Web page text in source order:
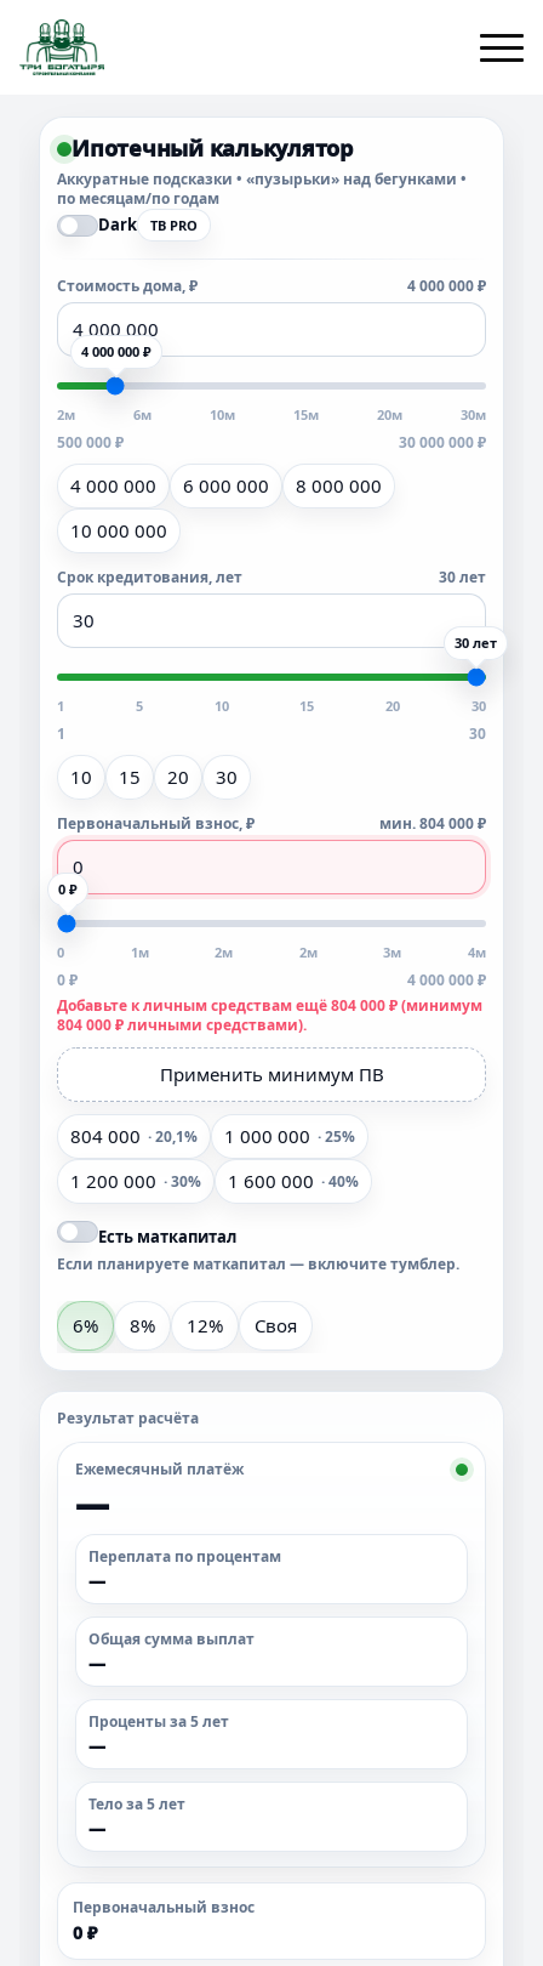
Ипотечный калькулятор
Аккуратные подсказки • «пузырьки» над бегунками •
по месяцам/по годам
Dark TB PRO
Стоимость дома, ₽ 4 000 000 ₽
4 000 000 ₽
2м 6м 10м 15м 20м 30м
500 000 ₽ 30 000 000 ₽
4 000 000 6 000 000
8 000 000
10 000 000
Срок кредитования, лет 30 лет
30 лет
1 5 10 15 20 30
1 30
10 15 20 30
Первоначальный взнос, ₽ мин. 804 000 ₽
0 ₽
0 1м 2м 2м 3м 4м
0 ₽
4 000 000 ₽
Добавьте к личным средствам ещё 804 000 ₽ (минимум
804 000 ₽ личными средствами).
Применить минимум ПВ
804 000 · 20,1% 1 000 000 · 25%
1 200 000 · 30% 1 600 000 · 40%
Есть маткапитал
Если планируете маткапитал — включите тумблер.
6% 8% 12% Своя
Результат расчёта
Ежемесячный платёж
—
Переплата по процентам
—
Общая сумма выплат
—
Проценты за 5 лет
—
Тело за 5 лет
—
Первоначальный взнос
0 ₽